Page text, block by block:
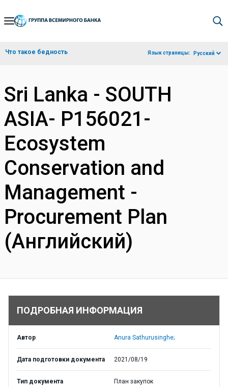
Skip
Navigation
Что такое бедность Язык страницы: Русский
Sri Lanka - SOUTH
ASIA- P156021-
Ecosystem
Conservation and
Management -
Procurement Plan
(Английский)
ПОДРОБНАЯ ИНФОРМАЦИЯ
Автор Anura Sathurusinghe;
Дата подготовки документа 2021/08/19
Тип документа План закупок